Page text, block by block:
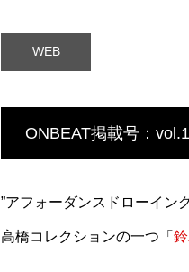
WEB
ONBEAT掲載号：
”アフォーダンスドローイン
高橋コレクションの一つ「